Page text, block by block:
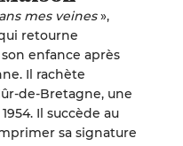
mes veines»,
retourne
enfance après
Il rachète
de-Bretagne, une
Il succède au
sa signature